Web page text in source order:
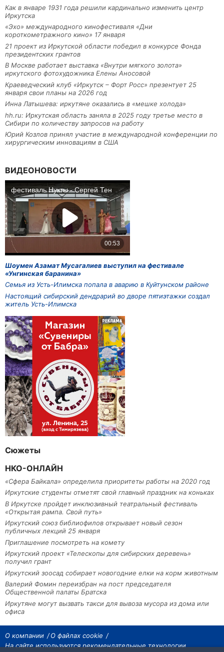
Как в январе 1931 года решили кардинально изменить центр
Иркутска
«Эхо» международного кинофестиваля «Дни
короткометражного кино» 17 января
21 проект из Иркутской области победил в конкурсе Фонда
президентских грантов
В Москве работает выставка «Внутри мягкого золота»
иркутского фотохудожника Елены Аносовой
Краеведческий клуб «Иркутск – Форт Росс» презентует 25
января свои планы на 2026 год
Инна Латышева: иркутяне оказались в «мешке холода»
hh.ru: Иркутская область заняла в 2025 году третье место в
Сибири по количеству запросов на работу
Юрий Козлов принял участие в международной конференции по
хирургическим инновациям в США
ВИДЕОНОВОСТИ
Шоумен Азамат Мусагалиев выступил на фестивале
«Унгинская баранина»
Семья из Усть-Илимска попала в аварию в Куйтунском районе
Настоящий сибирский дендрарий во дворе пятиэтажки создал
житель Усть-Илимска
Сюжеты
НКО-ОНЛАЙН
«Сфера Байкала» определила приоритеты работы на 2020 год
Иркутские студенты отметят свой главный праздник на коньках
В Иркутске пройдет инклюзивный театральный фестиваль
«Открытая рампа. Свой путь»
Иркутский союз библиофилов открывает новый сезон
публичных лекций 25 января
Приглашение посмотреть на комету
Иркутский проект «Телескопы для сибирских деревень»
получил грант
Иркутский зоосад собирает новогодние елки на корм животным
Валерий Фомин переизбран на пост председателя
Общественной палаты Братска
Иркутяне могут вызвать такси для вывоза мусора из дома или
офиса
О компании
О файлах cookie
На сайте используются рекомендательные технологии